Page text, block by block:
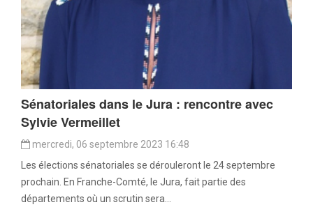
Sénatoriales dans le Jura : rencontre avec
Sylvie Vermeillet
mercredi, 06 septembre 2023 16:48
Les élections sénatoriales se dérouleront le 24 septembre
prochain. En Franche-Comté, le Jura, fait partie des
départements où un scrutin sera...